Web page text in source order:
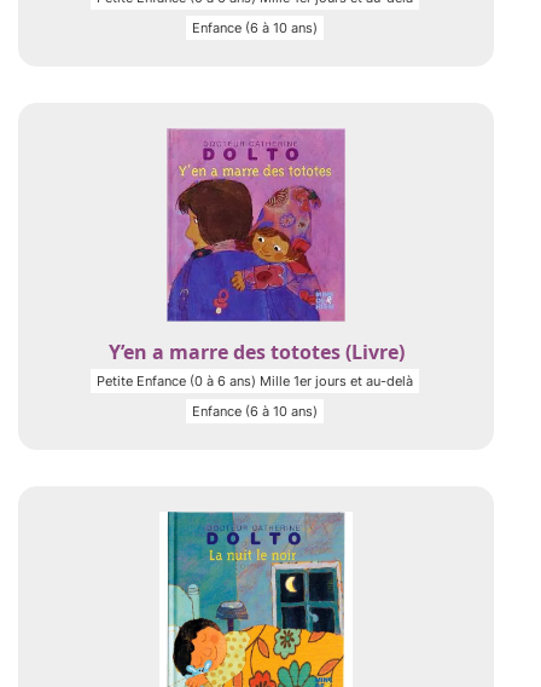
Enfance (6 à 10 ans)
Y’en a marre des tototes (Livre)
Petite Enfance (0 à 6 ans) Mille 1er jours et au-delà
Enfance (6 à 10 ans)